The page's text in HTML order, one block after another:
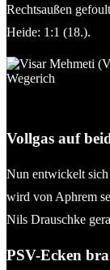
Rechtsaußen
Heide: 1:1 (18.).
Vollgas auf
Nun entwickelt
wird von Aphrem
Nils Drauschke
PSV-Ecken